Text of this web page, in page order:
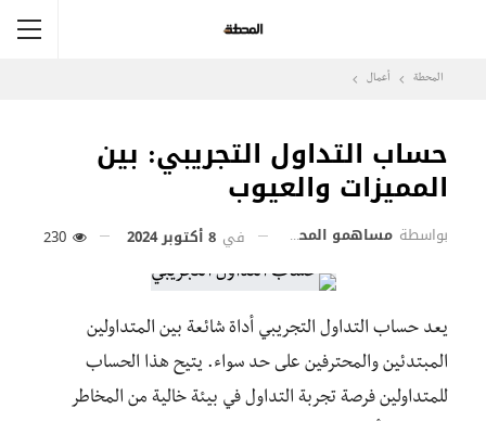
المحطة أعمال
حساب التداول التجريبي: بين
المميزات والعيوب
بواسطة مساهمو المحطة في 8 أكتوبر 2024
يعد حساب التداول التجريبي أداة شائعة بين المتداولين
المبتدئين والمحترفين على حد سواء. يتيح هذا الحساب
للمتداولين فرصة تجربة التداول في بيئة خالية من المخاطر